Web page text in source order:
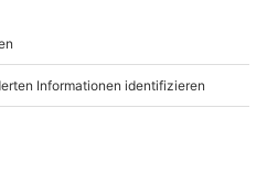
Lavendel Massage Bad
Soden am Taunus